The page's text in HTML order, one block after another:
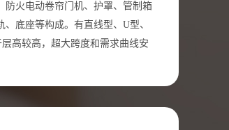
防火电动卷帘门机、护罩、管制箱
底座等构成。有直线型、U型、
高较高，超大跨度和需求曲线安